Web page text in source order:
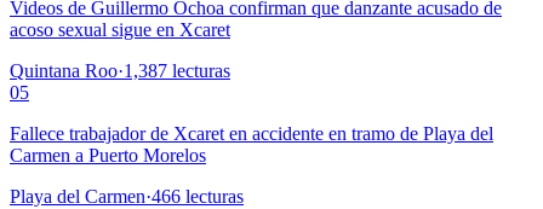
Videos de Guillermo Ochoa confirman que danzante acusado de
acoso sexual sigue en Xcaret
Quintana Roo·1,387 lecturas
05
Fallece trabajador de Xcaret en accidente en tramo de Playa del
Carmen a Puerto Morelos
Playa del Carmen·466 lecturas